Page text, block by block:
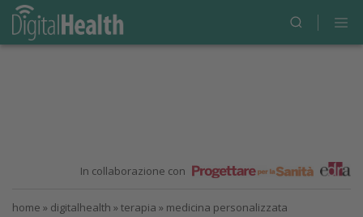
In collaborazione con
home » digitalhealth » terapia » medicina personalizzata